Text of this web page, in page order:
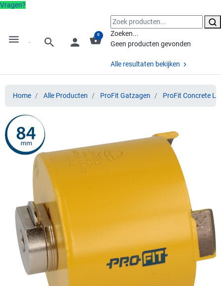
Vragen?
menu search person shopping_basket
0
Zoeken...
Geen producten gevonden
Alle resultaten bekijken
Home Alle Producten ProFit Gatzagen ProFit Concrete